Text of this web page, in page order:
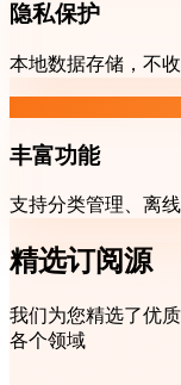
隐私保护
本地数据存储，不
丰富功能
支持分类管理、离
精选订阅源
我们为您精选了优
各个领域